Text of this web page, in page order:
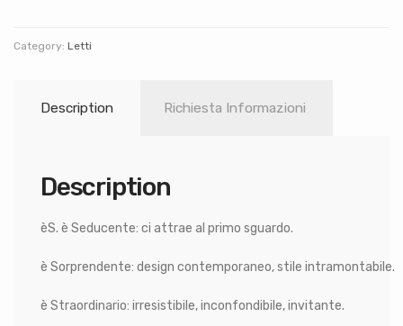
Category: Letti
Description Richiesta Informazioni
Description
èS. è Seducente: ci attrae al primo sguardo.
è Sorprendente: design contemporaneo, stile intramontabile.
è Straordinario: irresistibile, inconfondibile, invitante.